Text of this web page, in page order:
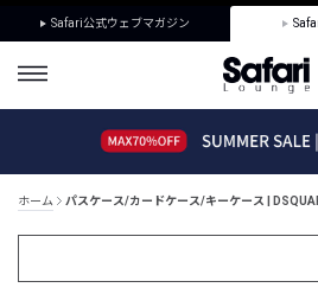
Safari公式ウェブマガジン
ホーム パスケース/カードケース/キーケース |